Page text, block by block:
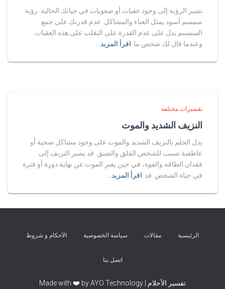
تشير الرؤية إلى وجود عقبات أو صعوبات في حياتك الحالية. رؤية
سمسم أسود يمثل العناء والمشاكل. عدم قدرتك على جمع
السمسم يدل على عدم القدرة على التغلب على هذه العقبات.
وعندما قال لك شخص ما اقرأ المزيد…
تفسيرات مختلفة
النزيف الشديد والموت
يدل الحلم بالنزيف الشديد والموت على وجود مشاكل صحية أو
عاطفية تسبب للشخص القلق والضيق. قد يشير النزيف إلى
فقدان الطاقة والقوة، في حين يعبر الموت عن نهاية دورة أو فترة
في حياة الشخص. قد اقرأ المزيد…
الرئيسية مقالات سياسة الخصوصية الأحكام و شروط
اتصل بنا
تفسير الأحلام | Made with ❤️ by AYO Technology